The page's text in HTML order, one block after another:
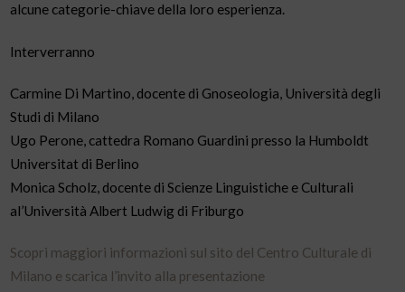
alcune categorie-chiave della loro esperienza.
Interverranno
Carmine Di Martino, docente di Gnoseologia, Università degli
Studi di Milano
Ugo Perone, cattedra Romano Guardini presso la Humboldt
Universitat di Berlino
Monica Scholz, docente di Scienze Linguistiche e Culturali
al’Università Albert Ludwig di Friburgo
Scopri maggiori informazioni sul sito del Centro Culturale di
Milano e scarica l’invito alla presentazione